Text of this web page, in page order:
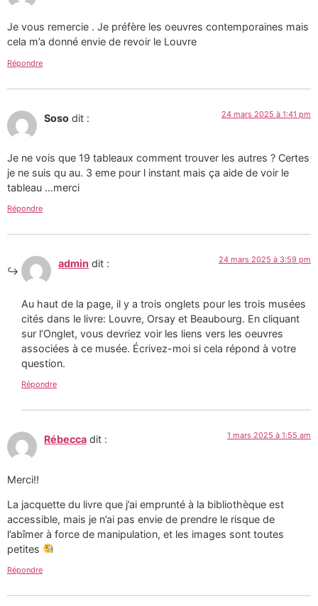
Je vous remercie . Je préfère les oeuvres contemporaines mais
cela m’a donné envie de revoir le Louvre
Répondre
Soso dit : 24 mars 2025 à 1:41 pm
Je ne vois que 19 tableaux comment trouver les autres ? Certes
je ne suis qu au. 3 eme pour l instant mais ça aide de voir le
tableau …merci
Répondre
admin dit : 24 mars 2025 à 3:59 pm
Au haut de la page, il y a trois onglets pour les trois musées
cités dans le livre: Louvre, Orsay et Beaubourg. En cliquant
sur l’Onglet, vous devriez voir les liens vers les oeuvres
associées à ce musée. Écrivez-moi si cela répond à votre
question.
Répondre
Rébecca dit : 1 mars 2025 à 1:55 am
Merci!!
La jacquette du livre que j’ai emprunté à la bibliothèque est
accessible, mais je n’ai pas envie de prendre le risque de
l’abîmer à force de manipulation, et les images sont toutes
petites
Répondre